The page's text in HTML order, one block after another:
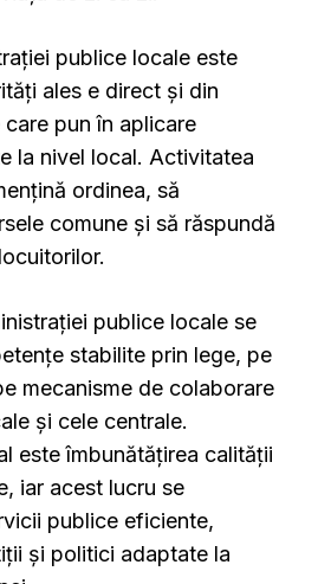
publice locale este
ales e direct și din
pun în aplicare
la nivel local. Activitatea
ordinea, să
comune și să răspundă
publice locale se
stabilite prin lege, pe
mecanisme de colaborare
și cele centrale.
este îmbunătățirea calității
iar acest lucru se
publice eficiente,
și politici adaptate la